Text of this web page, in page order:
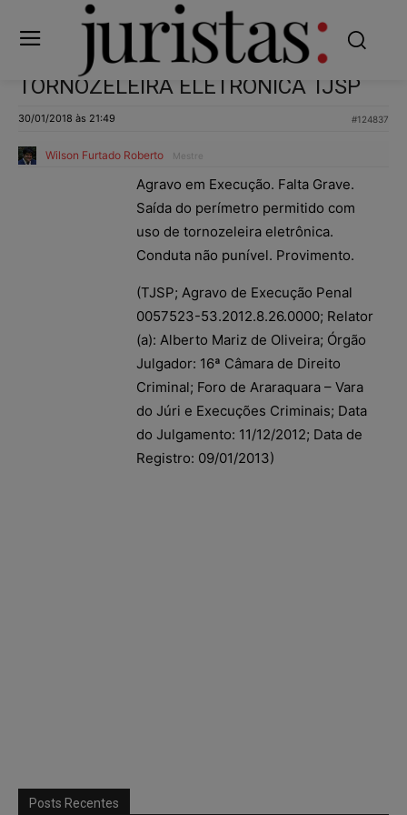
TORNOZELEIRA ELETRÔNICA TJSP
30/01/2018 às 21:49 #124837
Wilson Furtado Roberto Mestre
Agravo em Execução. Falta Grave.
Saída do perímetro permitido com
uso de tornozeleira eletrônica.
Conduta não punível. Provimento.
(TJSP; Agravo de Execução Penal
0057523-53.2012.8.26.0000; Relator
(a): Alberto Mariz de Oliveira; Órgão
Julgador: 16ª Câmara de Direito
Criminal; Foro de Araraquara – Vara
do Júri e Execuções Criminais; Data
do Julgamento: 11/12/2012; Data de
Registro: 09/01/2013)
Posts Recentes